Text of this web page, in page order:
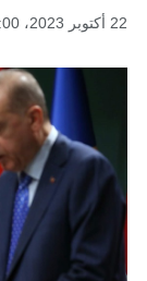
22 أكتوبر 2023، 22:00 · الآراء التحليلية